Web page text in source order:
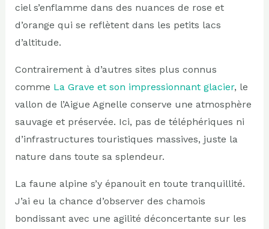
ciel s’enflamme dans des nuances de rose et
d’orange qui se reflètent dans les petits lacs
d’altitude.
Contrairement à d’autres sites plus connus
comme La Grave et son impressionnant glacier, le
vallon de l’Aigue Agnelle conserve une atmosphère
sauvage et préservée. Ici, pas de téléphériques ni
d’infrastructures touristiques massives, juste la
nature dans toute sa splendeur.
La faune alpine s’y épanouit en toute tranquillité.
J’ai eu la chance d’observer des chamois
bondissant avec une agilité déconcertante sur les